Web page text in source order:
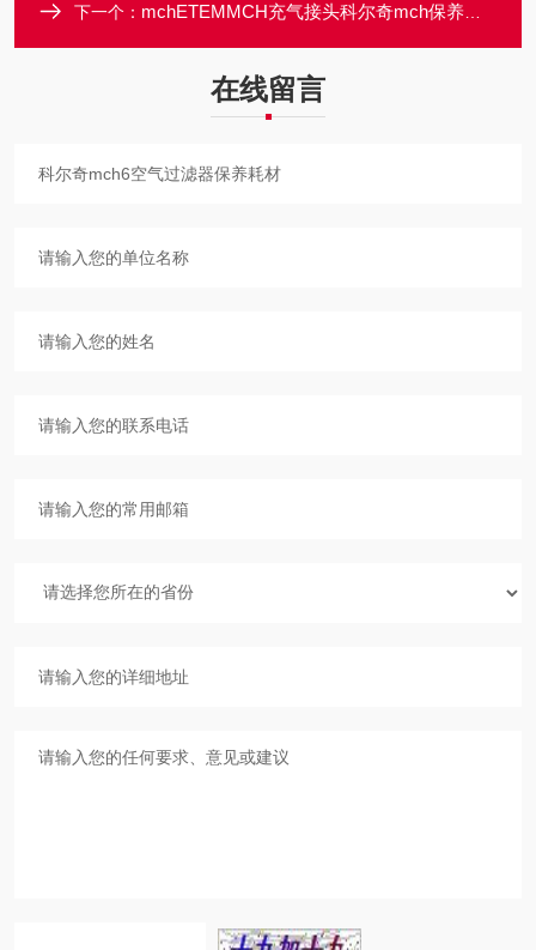
下一个： mchETEMMCH充气接头科尔奇mch保养耗材
在线留言